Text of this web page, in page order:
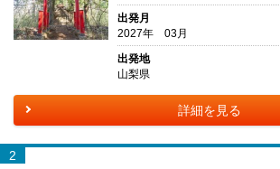
出発月
2027年 03月
出発地
山梨県
詳細を見る
2